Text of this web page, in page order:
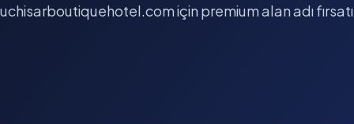
uchisarboutiquehotel.com için premium alan adı fırsatı.